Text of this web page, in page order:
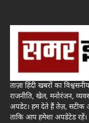
ताज़ा हिंदी खबरों का विश्वसनीय
राजनीति, खेल, मनोरंजन,
अपडेट। हम देते हैं तेज़, सटीक
ताकि आप हमेशा अपडेटेड रहें।